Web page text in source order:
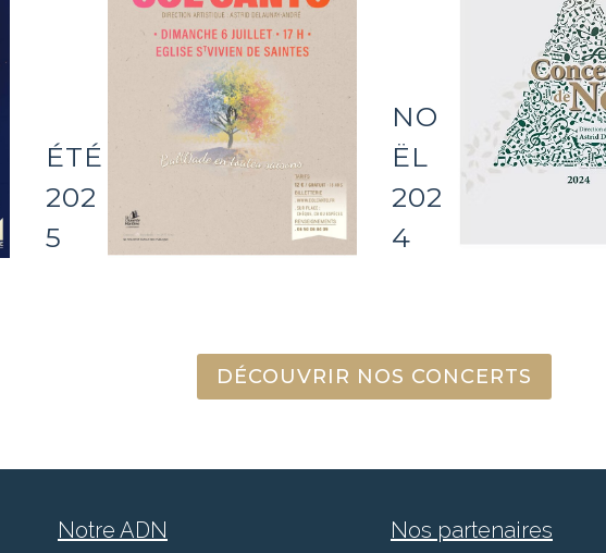
ÉTÉ
202
5
NO
ËL
202
4
DÉCOUVRIR NOS CONCERTS
Notre ADN Nos partenaires